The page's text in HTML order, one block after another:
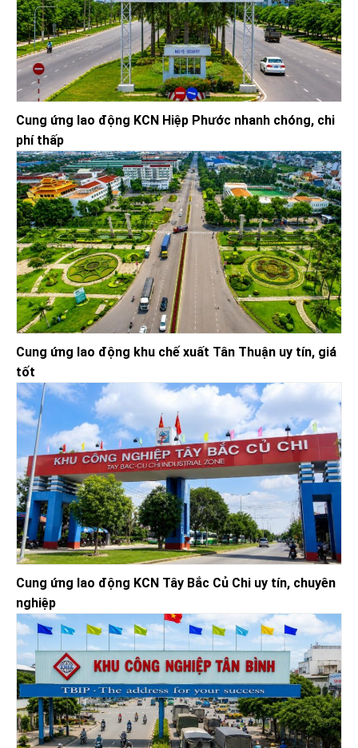
Cung ứng lao động KCN Hiệp Phước nhanh chóng, chi
phí thấp
Cung ứng lao động khu chế xuất Tân Thuận uy tín, giá
tốt
Cung ứng lao động KCN Tây Bắc Củ Chi uy tín, chuyên
nghiệp